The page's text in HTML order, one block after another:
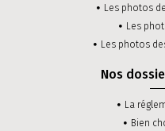
Les photos
Les
Les photos
Nos
La
Bien